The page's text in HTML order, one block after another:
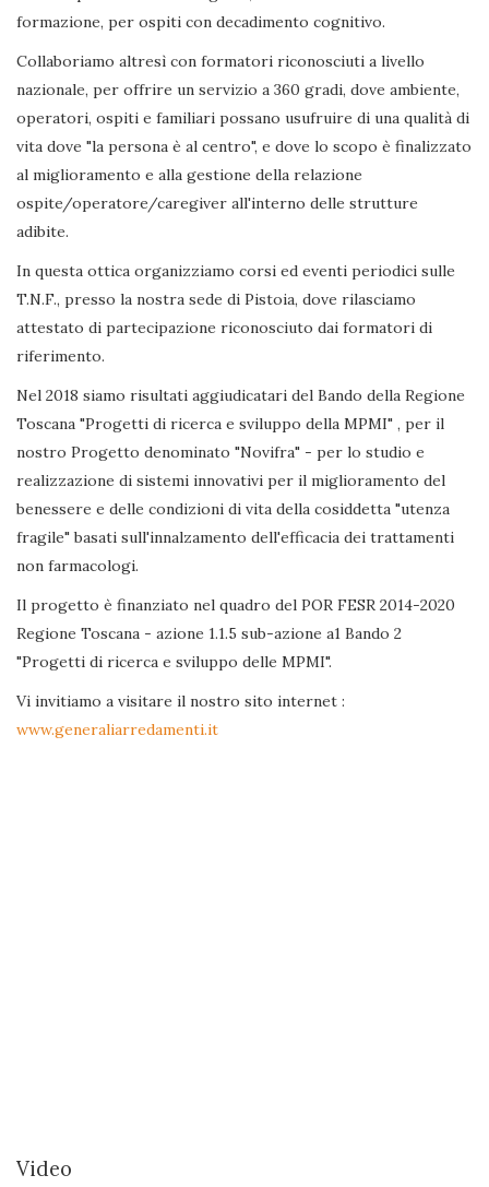
formazione, per ospiti con decadimento cognitivo.
Collaboriamo altresì con formatori riconosciuti a livello
nazionale, per offrire un servizio a 360 gradi, dove ambiente,
operatori, ospiti e familiari possano usufruire di una qualità di
vita dove "la persona è al centro", e dove lo scopo è finalizzato
al miglioramento e alla gestione della relazione
ospite/operatore/caregiver all'interno delle strutture
adibite.
In questa ottica organizziamo corsi ed eventi periodici sulle
T.N.F., presso la nostra sede di Pistoia, dove rilasciamo
attestato di partecipazione riconosciuto dai formatori di
riferimento.
Nel 2018 siamo risultati aggiudicatari del Bando della Regione
Toscana "Progetti di ricerca e sviluppo della MPMI" , per il
nostro Progetto denominato "Novifra" - per lo studio e
realizzazione di sistemi innovativi per il miglioramento del
benessere e delle condizioni di vita della cosiddetta "utenza
fragile" basati sull'innalzamento dell'efficacia dei trattamenti
non farmacologi.
Il progetto è finanziato nel quadro del POR FESR 2014-2020
Regione Toscana - azione 1.1.5 sub-azione a1 Bando 2
"Progetti di ricerca e sviluppo delle MPMI".
Vi invitiamo a visitare il nostro sito internet :
www.generaliarredamenti.it
Video